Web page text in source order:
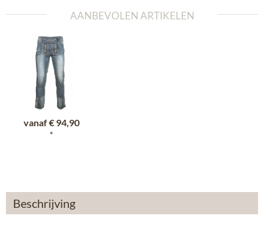
AANBEVOLEN ARTIKELEN
vanaf€ 94,90
*
Beschrijving